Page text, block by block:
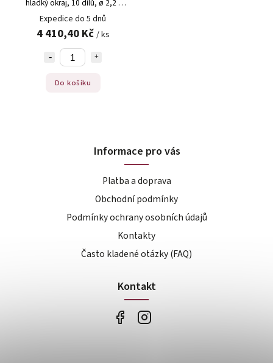
hladký okraj, 10 dílů, ø 2,2 -
14cm, 3 cm vysoké, set
Expedice do 5 dnů
4 410,40 Kč / ks
Do košíku
Informace pro vás
Platba a doprava
Obchodní podmínky
Podmínky ochrany osobních údajů
Kontakty
Často kladené otázky (FAQ)
Kontakt